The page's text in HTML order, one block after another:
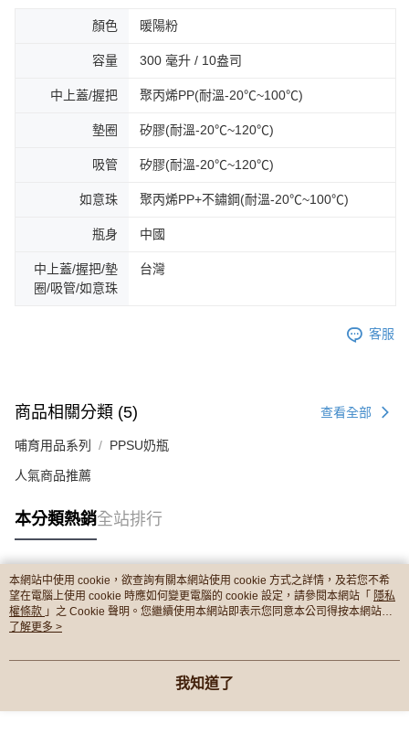
顏色 暖陽粉
容量 300 毫升 / 10盎司
中上蓋/握把 聚丙烯PP(耐溫-20℃~100℃)
墊圈 矽膠(耐溫-20℃~120℃)
吸管 矽膠(耐溫-20℃~120℃)
如意珠 聚丙烯PP+不鏽鋼(耐溫-20℃~100℃)
瓶身 中國
中上蓋/握把/墊
圈/吸管/如意珠
台灣
客服
商品相關分類 (5) 查看全部
哺育用品系列 PPSU奶瓶
人氣商品推薦
本分類熱銷全站排行
熱門標籤
本網站中使用 cookie，欲查詢有關本網站使用 cookie 方式之詳情，及若您不希
望在電腦上使用 cookie 時應如何變更電腦的 cookie 設定，請參閱本網站「 隱私
權條款 」之 Cookie 聲明。您繼續使用本網站即表示您同意本公司得按本網站使
用條款之 Cookie 聲明使用 cookie。
了解更多 >
我知道了